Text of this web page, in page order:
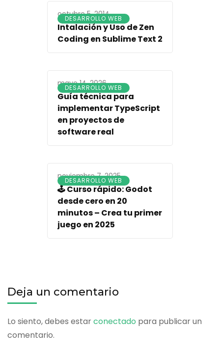
DESARROLLO WEB
octubre 5, 2014
Intalación y Uso de Zen
Coding en Sublime Text 2
DESARROLLO WEB
mayo 14, 2026
Guía técnica para
implementar TypeScript
en proyectos de
software real
DESARROLLO WEB
noviembre 7, 2025
🕹️ Curso rápido: Godot
desde cero en 20
minutos – Crea tu primer
juego en 2025
Deja un comentario
Lo siento, debes estarconectado para publicar un
comentario.